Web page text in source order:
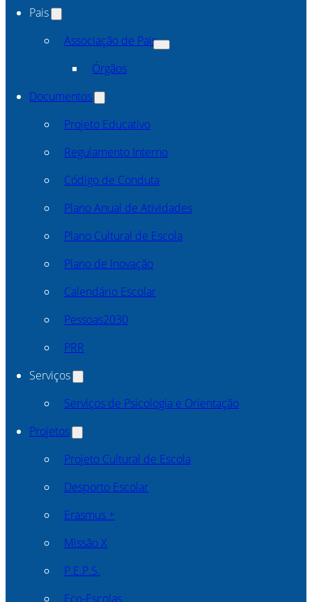
Pais
Associação de Pais
Órgãos
Documentos
Projeto Educativo
Regulamento Interno
Código de Conduta
Plano Anual de Atividades
Plano Cultural de Escola
Plano de Inovação
Calendário Escolar
Pessoas2030
PRR
Serviços
Serviços de Psicologia e Orientação
Projetos
Projeto Cultural de Escola
Desporto Escolar
Erasmus +
Missão X
P.E.P.S.
Eco-Escolas